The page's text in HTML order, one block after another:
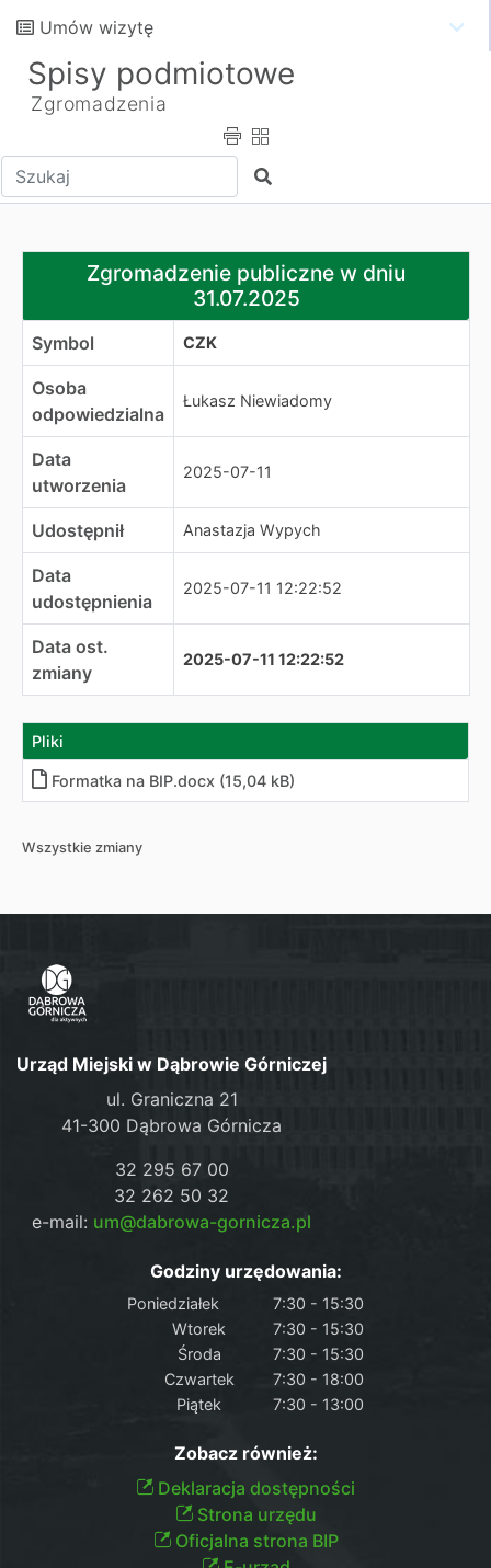
Umów wizytę
Spisy podmiotowe
Zgromadzenia
Wpisz tekst do wyszukania Szukaj
Zgromadzenie publiczne w dniu 31.07.2025
Zgromadzenie publiczne w dniu
31.07.2025
Symbol CZK
Osoba
odpowiedzialna
Łukasz Niewiadomy
Data
utworzenia
2025-07-11
Udostępnił Anastazja Wypych
Data
udostępnienia
2025-07-11 12:22:52
Data ost.
zmiany
2025-07-11 12:22:52
Pliki
Formatka na BIP.docx (15,04 kB)
Wszystkie zmiany
Urząd Miejski w Dąbrowie Górniczej
ul. Graniczna 21
41-300 Dąbrowa Górnicza
32 295 67 00
32 262 50 32
e-mail: um@dabrowa-gornicza.pl
Godziny urzędowania:
Poniedziałek
7:30 - 15:30
Wtorek
7:30 - 15:30
Środa
7:30 - 15:30
Czwartek
7:30 - 18:00
Piątek
7:30 - 13:00
Zobacz również:
Deklaracja dostępności
Strona urzędu
Oficjalna strona BIP